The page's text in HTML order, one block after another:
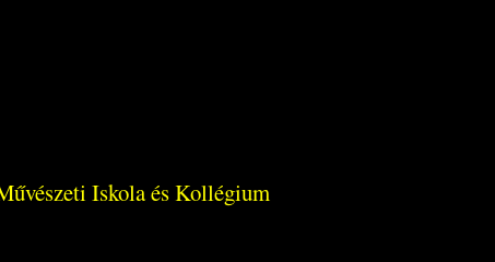
Iskola és Kollégium